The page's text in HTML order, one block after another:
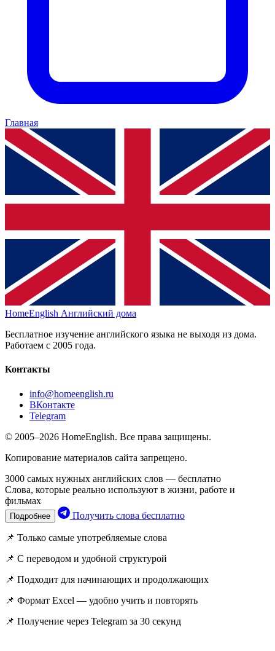
Главная
HomeEnglish Английский дома
Бесплатное изучение английского языка не выходя из дома.
Работаем с 2005 года.
Контакты
info@homeenglish.ru
ВКонтакте
Telegram
© 2005–2026 HomeEnglish. Все права защищены.
Копирование материалов сайта запрещено.
3000 самых нужных английских слов — бесплатно
Слова, которые реально используют в жизни, работе и
фильмах
Подробнее Получить слова бесплатно
📌 Только самые употребляемые слова
📌 С переводом и удобной структурой
📌 Подходит для начинающих и продолжающих
📌 Формат Excel — удобно учить и повторять
📌 Получение через Telegram за 30 секунд